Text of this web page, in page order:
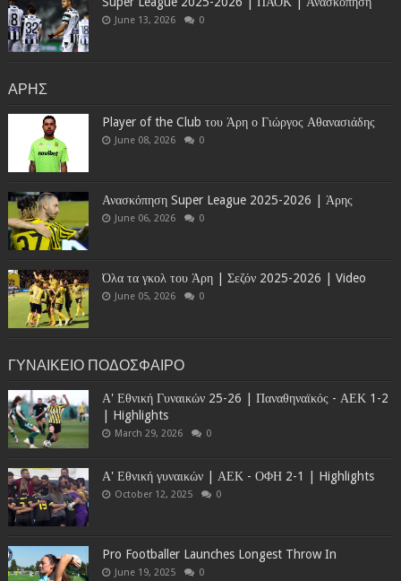
June 13, 2026 0
ΑΡΗΣ
Player of the Club του Άρη ο Γιώργος Αθανασιάδης
June 08, 2026 0
Ανασκόπηση Super League 2025-2026 | Άρης
June 06, 2026 0
Όλα τα γκολ του Άρη | Σεζόν 2025-2026 | Video
June 05, 2026 0
ΓΥΝΑΙΚΕΙΟ ΠΟΔΟΣΦΑΙΡΟ
Α' Εθνική Γυναικών 25-26 | Παναθηναϊκός - ΑΕΚ 1-2
| Highlights
March 29, 2026 0
Α' Εθνική γυναικών | ΑΕΚ - ΟΦΗ 2-1 | Highlights
October 12, 2025 0
Pro Footballer Launches Longest Throw In
June 19, 2025 0